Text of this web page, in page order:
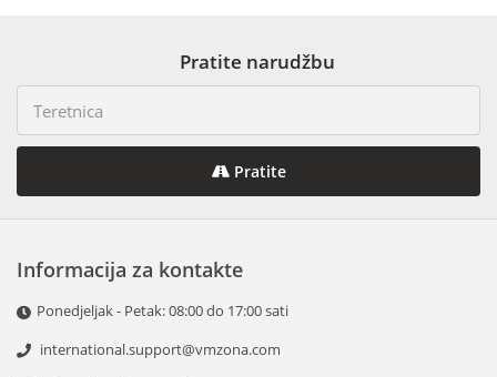
Pratite narudžbu
Pratite
Informacija za kontakte
Ponedjeljak - Petak: 08:00 do 17:00 sati
international.support@vmzona.com